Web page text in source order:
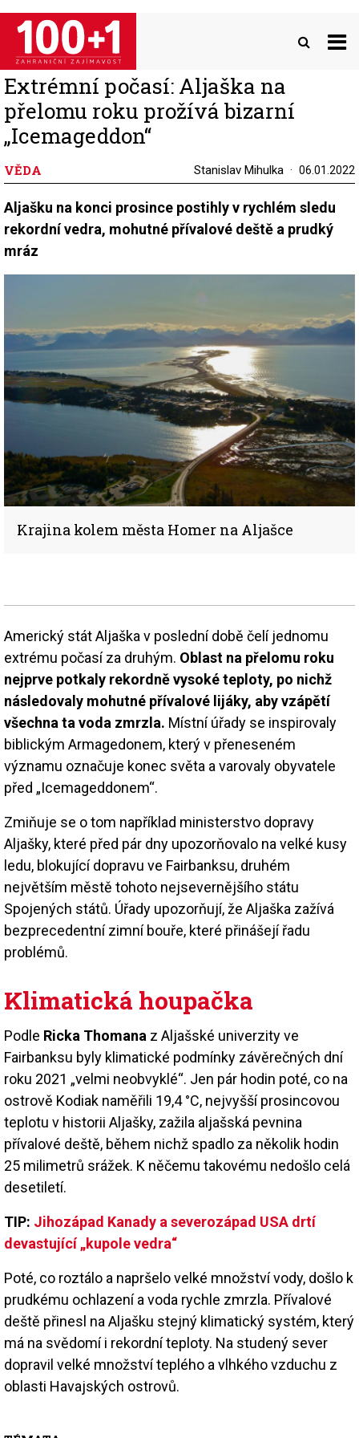
Přejít
hlavnímu
obsahu
Extrémní počasí: Aljaška na
přelomu roku prožívá bizarní
„Icemageddon“
VĚDA Stanislav Mihulka 06.01.2022
Aljašku na konci prosince postihly v rychlém sledu
rekordní vedra, mohutné přívalové deště a prudký
mráz
Krajina kolem města Homer na Aljašce
Americký stát Aljaška v poslední době čelí jednomu
extrému počasí za druhým. Oblast na přelomu roku
nejprve potkaly rekordně vysoké teploty, po nichž
následovaly mohutné přívalové lijáky, aby vzápětí
všechna ta voda zmrzla. Místní úřady se inspirovaly
biblickým Armagedonem, který v přeneseném
významu označuje konec světa a varovaly obyvatele
před „Icemageddonem“.
Zmiňuje se o tom například ministerstvo dopravy
Aljašky, které před pár dny upozorňovalo na velké kusy
ledu, blokující dopravu ve Fairbanksu, druhém
největším městě tohoto nejsevernějšího státu
Spojených států. Úřady upozorňují, že Aljaška zažívá
bezprecedentní zimní bouře, které přinášejí řadu
problémů.
Klimatická houpačka
Podle Ricka Thomana z Aljašské univerzity ve
Fairbanksu byly klimatické podmínky závěrečných dní
roku 2021 „velmi neobvyklé“. Jen pár hodin poté, co na
ostrově Kodiak naměřili 19,4 °C, nejvyšší prosincovou
teplotu v historii Aljašky, zažila aljašská pevnina
přívalové deště, během nichž spadlo za několik hodin
25 milimetrů srážek. K něčemu takovému nedošlo celá
desetiletí.
TIP: Jihozápad Kanady a severozápad USA drtí
devastující „kupole vedra“
Poté, co roztálo a napršelo velké množství vody, došlo k
prudkému ochlazení a voda rychle zmrzla. Přívalové
deště přinesl na Aljašku stejný klimatický systém, který
má na svědomí i rekordní teploty. Na studený sever
dopravil velké množství teplého a vlhkého vzduchu z
oblasti Havajských ostrovů.